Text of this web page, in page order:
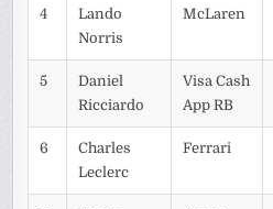
4
Lando
Norris
McLaren
5
Daniel
Ricciardo
Visa Cash
App RB
6
Charles
Leclerc
Ferrari